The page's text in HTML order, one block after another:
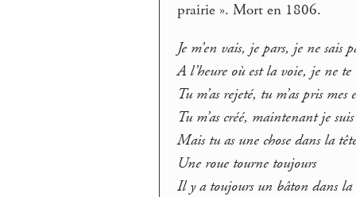
prairie ». Mort en 1806.
Je m’en vais, je pars, je ne sais
A l’heure où est la voie, je ne te
Tu m’as rejeté, tu m’as pris mes
Tu m’as créé, maintenant je
Mais tu as une chose dans la
Une roue tourne toujours
Il y a toujours un bâton dans la